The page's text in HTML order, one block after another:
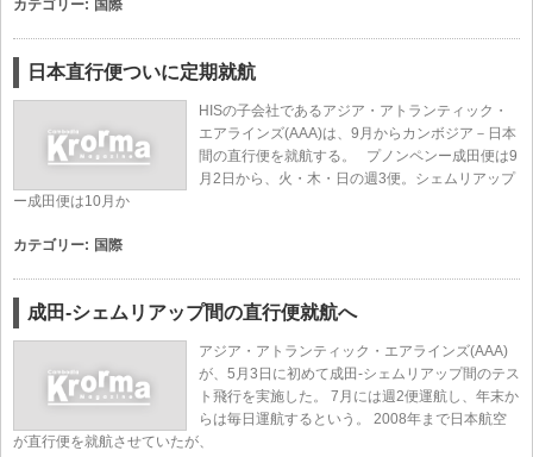
カテゴリー: 国際
日本直行便ついに定期就航
HISの子会社であるアジア・アトランティック・
エアラインズ(AAA)は、9月からカンボジア－日本
間の直行便を就航する。 プノンペンー成田便は9
月2日から、火・木・日の週3便。シェムリアップ
ー成田便は10月か
カテゴリー: 国際
成田-シェムリアップ間の直行便就航へ
アジア・アトランティック・エアラインズ(AAA)
が、5月3日に初めて成田-シェムリアップ間のテス
ト飛行を実施した。 7月には週2便運航し、年末か
らは毎日運航するという。 2008年まで日本航空
が直行便を就航させていたが、